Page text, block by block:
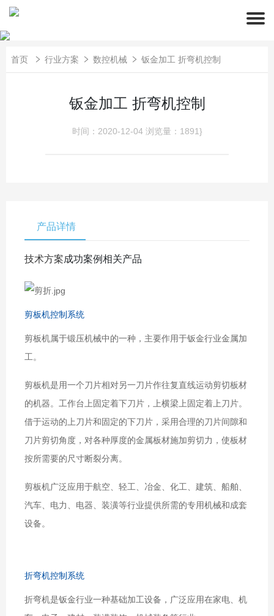
首页 行业方案 数控机械 钣金加工 折弯机控制
钣金加工 折弯机控制
时间：2020-12-04 浏览量：1891}
产品详情
技术方案成功案例相关产品
剪板机控制系统
剪板机属于锻压机械中的一种，主要作用于钣金行业金属加
工。
剪板机是用一个刀片相对另一刀片作往复直线运动剪切板材
的机器。工作台上固定着下刀片，上横梁上固定着上刀片。
借于运动的上刀片和固定的下刀片，采用合理的刀片间隙和
刀片剪切角度，对各种厚度的金属板材施加剪切力，使板材
按所需要的尺寸断裂分离。
剪板机广泛应用于航空、轻工、冶金、化工、建筑、船舶、
汽车、电力、电器、装潢等行业提供所需的专用机械和成套
设备。
折弯机控制系统
折弯机是钣金行业一种基础加工设备，广泛应用在家电、机